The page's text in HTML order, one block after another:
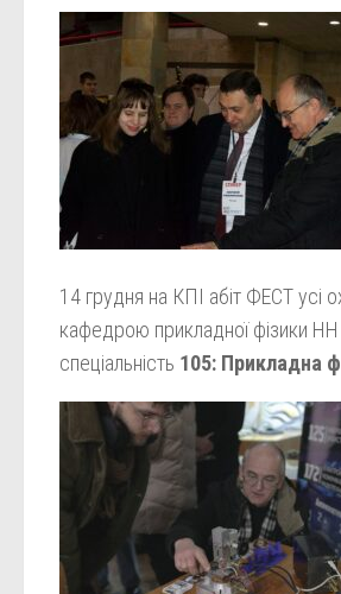
14 грудня на КПІ абіт ФЕСТ усі
кафедрою прикладної фізики
спеціальність 105: Прикладна